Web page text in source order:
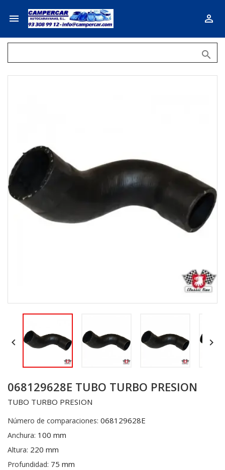
 

 
068129628E TUBO TURBO PRESION
TUBO TURBO PRESION
Número de comparaciones: 068129628E
Anchura: 100 mm
Altura: 220 mm
Profundidad: 75 mm